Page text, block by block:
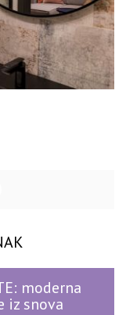
moderna
iz snova